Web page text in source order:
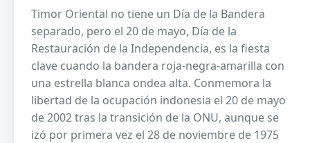
Timor Oriental no tiene un Día de la Bandera
separado, pero el 20 de mayo, Día de la
Restauración de la Independencia, es la fiesta
clave cuando la bandera roja-negra-amarilla con
una estrella blanca ondea alta. Conmemora la
libertad de la ocupación indonesia el 20 de mayo
de 2002 tras la transición de la ONU, aunque se
izó por primera vez el 28 de noviembre de 1975